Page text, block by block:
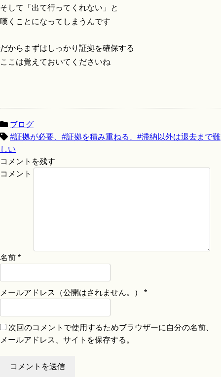
そして「出て行ってくれない」と
嘆くことになってしまうんです
だからまずはしっかり証拠を確保する
ここは覚えておいてくださいね
ブログ
#証拠が必要、#証拠を積み重ねる、#滞納以外は退去まで難
しい
コメントを残す
コメント
名前 *
メールアドレス（公開はされません。） *
次回のコメントで使用するためブラウザーに自分の名前、
メールアドレス、サイトを保存する。